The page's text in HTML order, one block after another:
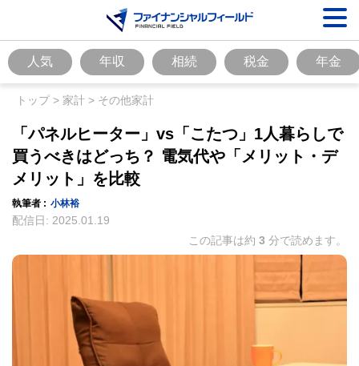
人気 年収 相続 税金 年金
トップ> 家計 > その他家計
「パネルヒーター」vs「こたつ」1人暮らしで
買うべきはどっち？ 電気代や「メリット・デ
メリット」を比較
執筆者 : 小林裕
配信日: 2025.01.19
この記事は約 3 分で読めます。